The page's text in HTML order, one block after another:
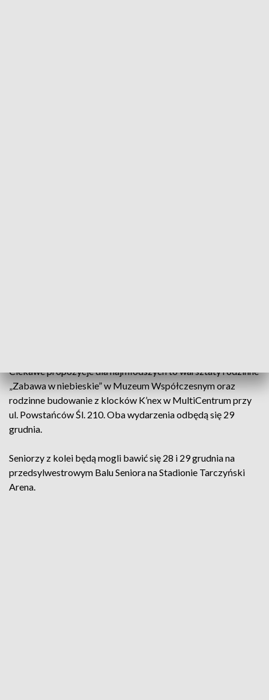
Ciekawe propozycje dla najmłodszych to warsztaty rodzinne
„Zabawa w niebieskie” w Muzeum Współczesnym oraz
rodzinne budowanie z klocków K’nex w MultiCentrum przy
ul. Powstańców Śl. 210. Oba wydarzenia odbędą się 29
grudnia.
Seniorzy z kolei będą mogli bawić się 28 i 29 grudnia na
przedsylwestrowym Balu Seniora na Stadionie Tarczyński
Arena.